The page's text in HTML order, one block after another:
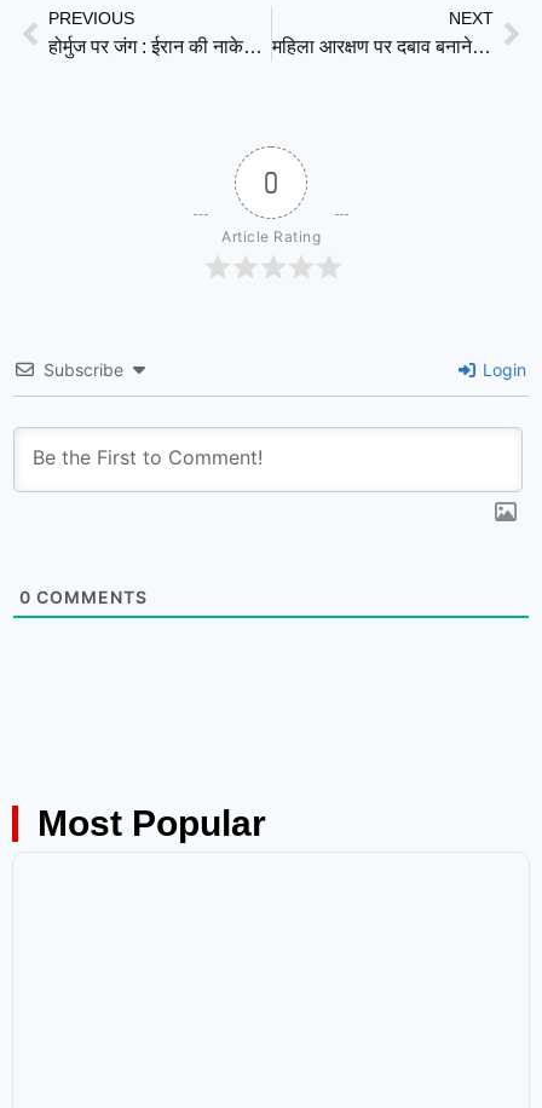
PREVIOUS
होर्मुज पर जंग : ईरान की नाकेबंदी से अमेरिका – इज़रायल आमने – सामने, वैश्विक अर्थव्यवस्था पर मंडराया बड़ा खतरा
NEXT
महिला आरक्षण पर दबाव बनाने की कोशिश : पीएम को चिट्ठी लिखकर विपक्ष करेगा परिसीमन के बिना तुरंत लागू करने की मांग
0
Article Rating
Subscribe Login
0 COMMENTS
Most Popular